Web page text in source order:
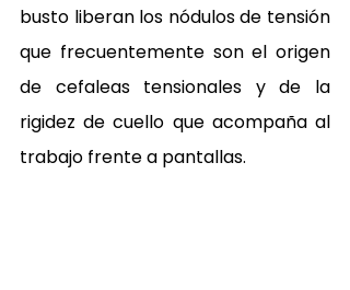
busto liberan los nódulos de tensión
que frecuentemente son el origen
de cefaleas tensionales y de la
rigidez de cuello que acompaña al
trabajo frente a pantallas.